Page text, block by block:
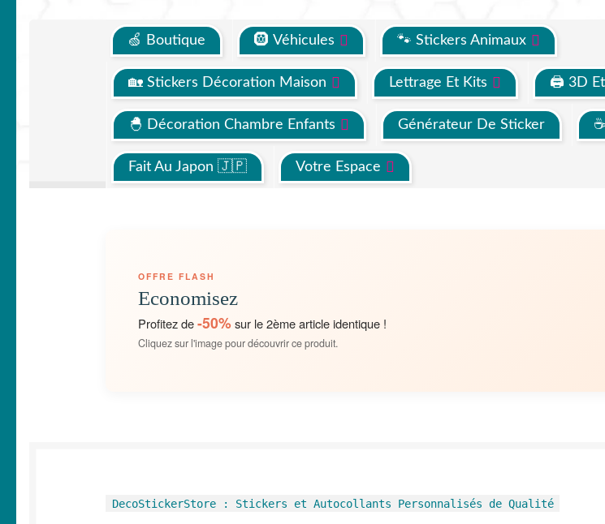
🍏 Boutique 🛞 Véhicules 🐾 Stickers Animaux
🏡 Stickers Décoration Maison Lettrage Et Kits 🖨 3D
🐣 Décoration Chambre Enfants Générateur De Sticker
Fait Au Japon 🇯🇵 Votre Espace
OFFRE FLASH
Economisez
Profitez de-50%sur le 2ème article identique !
Cliquez sur l'image pour découvrir ce produit.
DecoStickerStore : Stickers et Autocollants Personnalisés de Qualité